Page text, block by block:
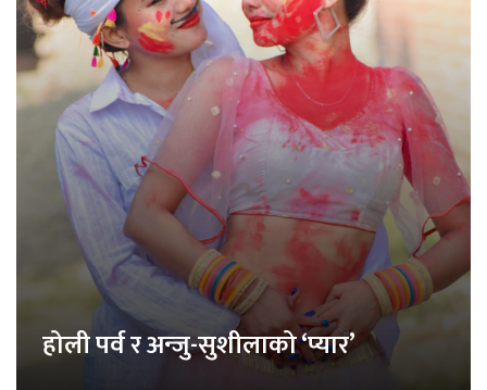
होली पर्व र अन्जु-सुशीलाको ‘प्यार’